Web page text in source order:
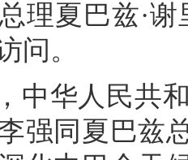
理夏巴兹·谢
问。
中华人民共
强同夏巴兹